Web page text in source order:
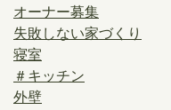
オーナー募集
失敗しない家づくり
寝室
＃キッチン
外壁